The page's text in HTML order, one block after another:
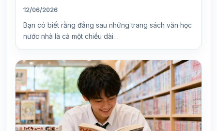
12/06/2026
Bạn có biết rằng đằng sau những trang sách văn học
nước nhà là cả một chiều dài…